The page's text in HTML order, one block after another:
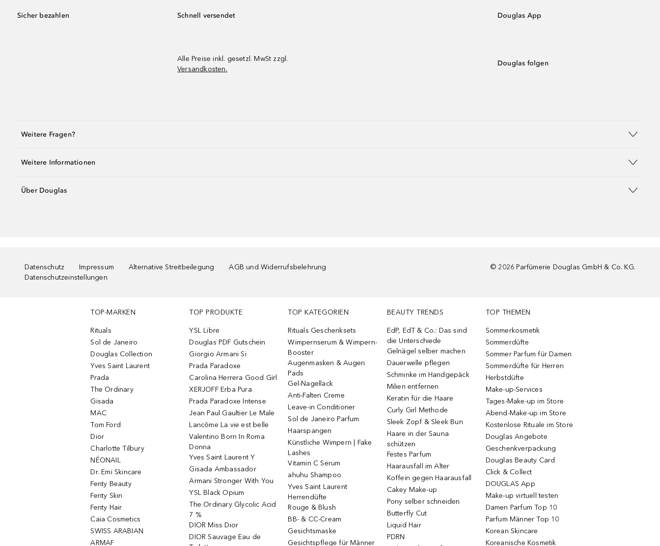
Sicher bezahlen Schnell versendet
Alle Preise inkl. gesetzl. MwSt zzgl.
Versandkosten.
Douglas App
Douglas folgen
Weitere Fragen?
Weitere Informationen
Über Douglas
Datenschutz Impressum Alternative Streitbeilegung
AGB und Widerrufsbelehrung
Datenschutzeinstellungen
© 2026 Parfümerie Douglas GmbH & Co. KG.
TOP-MARKEN
Rituals
Sol de Janeiro
Douglas Collection
Yves Saint Laurent
Prada
The Ordinary
Gisada
MAC
Tom Ford
Dior
Charlotte Tilbury
NÉONAIL
Dr. Emi Skincare
Fenty Beauty
Fenty Skin
Fenty Hair
Caia Cosmetics
SWISS ARABIAN
ARMAF
TOP PRODUKTE
YSL Libre
Douglas PDF Gutschein
Giorgio Armani Si
Prada Paradoxe
Carolina Herrera Good Girl
XERJOFF Erba Pura
Prada Paradoxe Intense
Jean Paul Gaultier Le Male
Lancôme La vie est belle
Valentino Born In Roma
Donna
Yves Saint Laurent Y
Gisada Ambassador
Armani Stronger With You
YSL Black Opium
The Ordinary Glycolic Acid
7 %
DIOR Miss Dior
DIOR Sauvage Eau de
TOP KATEGORIEN
Rituals Geschenksets
Wimpernserum & Wimpern-
Booster
Augenmasken & Augen
Pads
Gel-Nagellack
Anti-Falten Creme
Leave-in Conditioner
Sol de Janeiro Parfum
Haarspangen
Künstliche Wimpern | Fake
Lashes
Vitamin C Serum
ahuhu Shampoo
Yves Saint Laurent
Herrendüfte
Rouge & Blush
BB- & CC-Cream
Gesichtsmaske
Gesichtspflege für Männer
BEAUTY TRENDS
EdP, EdT & Co.: Das sind
die Unterschiede
Gelnägel selber machen
Dauerwelle pflegen
Schminke im Handgepäck
Milien entfernen
Keratin für die Haare
Curly Girl Methode
Sleek Zopf & Sleek Bun
Haare in der Sauna
schützen
Festes Parfum
Haarausfall im Alter
Koffein gegen Haarausfall
Cakey Make-up
Pony selber schneiden
Butterfly Cut
Liquid Hair
PDRN
TOP THEMEN
Sommerkosmetik
Sommerdüfte
Sommer Parfum für Damen
Sommerdüfte für Herren
Herbstdüfte
Make-up-Services
Tages-Make-up im Store
Abend-Make-up im Store
Kostenlose Rituale im Store
Douglas Angebote
Geschenkverpackung
Douglas Beauty Card
Click & Collect
DOUGLAS App
Make-up virtuell testen
Damen Parfum Top 10
Parfum Männer Top 10
Korean Skincare
Koreanische Kosmetik